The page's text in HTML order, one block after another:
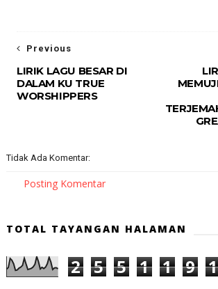
Previous
LIRIK LAGU BESAR DI
DALAM KU TRUE
WORSHIPPERS
Tidak Ada Komentar:
Posting Komentar
TOTAL TAYANGAN HALAMAN
2 5 5 1 1 9 1